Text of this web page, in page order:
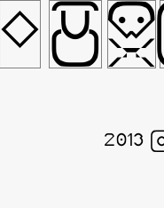
◊☃☠
2013